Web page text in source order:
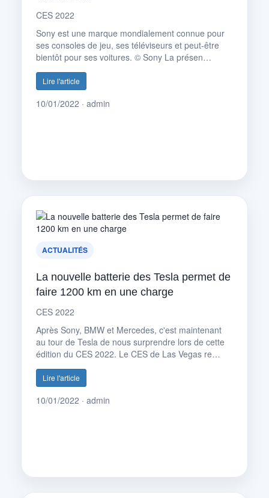
CES 2022
Sony est une marque mondialement connue pour
ses consoles de jeu, ses téléviseurs et peut-être
bientôt pour ses voitures. © Sony La présen…
Lire l'article
10/01/2022 · admin
ACTUALITÉS
La nouvelle batterie des Tesla permet de
faire 1200 km en une charge
CES 2022
Après Sony, BMW et Mercedes, c'est maintenant
au tour de Tesla de nous surprendre lors de cette
édition du CES 2022. Le CES de Las Vegas re…
Lire l'article
10/01/2022 · admin